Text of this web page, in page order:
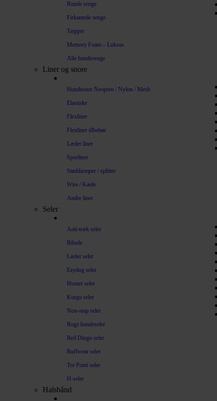
Runde senge
Firkantede senge
Tæpper
Memory Foam – Luksus
Alle hundesenge
Liner og snore
Hundesnor Neopren / Nylon / Mesh
Elastiske
Flexliner
Flexliner tilbehør
Læder liner
Sporliner
Støddæmper / splitter
Wire / Kæde
Andre liner
Seler
Anti-træk seler
Bilsele
Læder seler
Ezydog seler
Hunter seler
Kurgo seler
Non-stop seler
Rogz hundeseler
Red Dingo seler
Ruffwear seler
Tre Ponti seler
H-seler
Halsbånd